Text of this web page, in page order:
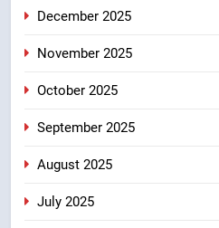
December 2025
November 2025
October 2025
September 2025
August 2025
July 2025